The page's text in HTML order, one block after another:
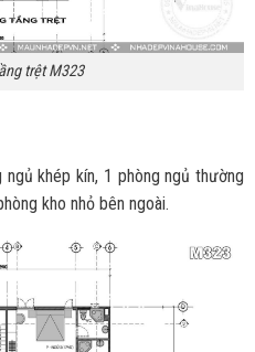
trệt M323
khép kín, 1 phòng ngủ thường
kho nhỏ bên ngoài.